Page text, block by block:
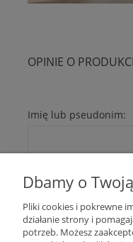
OPINIE O
Imię lub pseudonim:
Dbamy o
Pliki cookies i pokrewne
działanie strony i
potrzeb. Możesz